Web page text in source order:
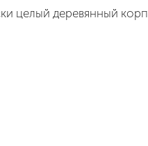
целый деревянный